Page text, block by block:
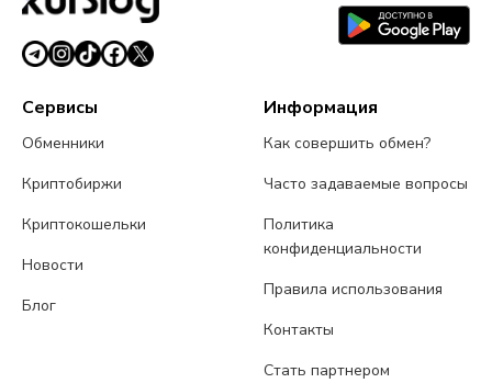
Сервисы
Обменники
Криптобиржи
Криптокошельки
Новости
Блог
Информация
Как совершить обмен?
Часто задаваемые вопросы
Политика
конфиденциальности
Правила использования
Контакты
Стать партнером